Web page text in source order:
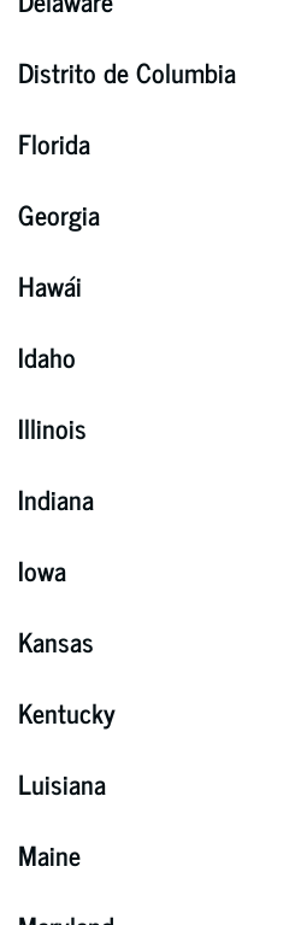
Distrito de Columbia
Florida
Georgia
Hawái
Idaho
Illinois
Indiana
Iowa
Kansas
Kentucky
Luisiana
Maine